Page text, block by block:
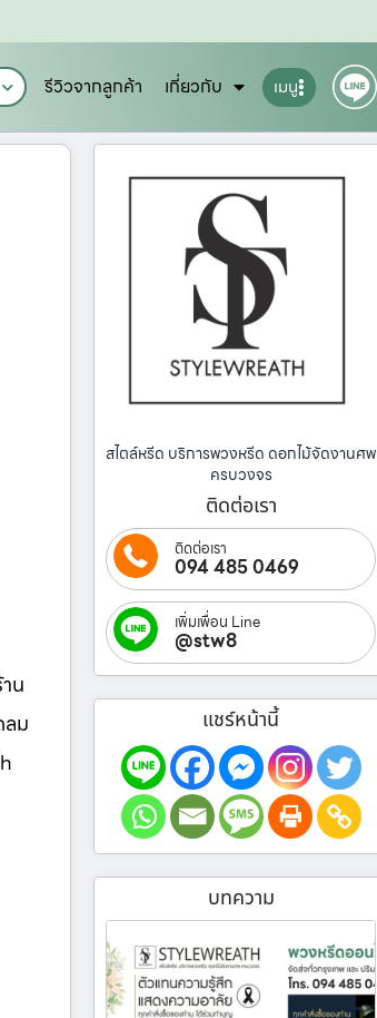
รีวิวจากลูกค้า เกี่ยวกับ เมนู
น
ม
สไตล์หรีด บริการพวงหรีด ดอกไม้จัดงานศพ
ครบวงจร
ติดต่อเรา
ติดต่อเรา
094 485 0469
เพิ่มเพื่อน Line
@stw8
แชร์หน้านี้
บทความ